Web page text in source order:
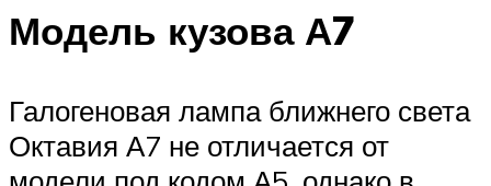
Модель кузова А7
Галогеновая лампа ближнего света
Октавия А7 не отличается от